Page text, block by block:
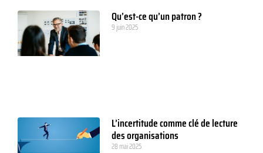
Qu’est-ce qu’un patron ?
9 juin 2025
L’incertitude comme clé de lecture
des organisations
28 mai 2025